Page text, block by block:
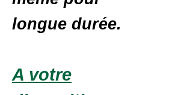
longue durée.
A votre